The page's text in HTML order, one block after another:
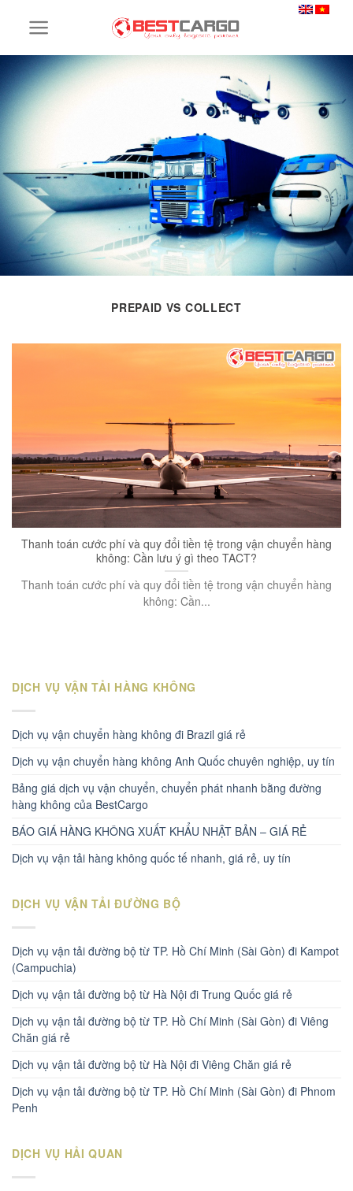
PREPAID VS COLLECT
Thanh toán cước phí và quy đổi tiền tệ trong vận chuyển hàng
không: Cần lưu ý gì theo TACT?
Thanh toán cước phí và quy đổi tiền tệ trong vận chuyển hàng
không: Cần...
DỊCH VỤ VẬN TẢI HÀNG KHÔNG
Dịch vụ vận chuyển hàng không đi Brazil giá rẻ
Dịch vụ vận chuyển hàng không Anh Quốc chuyên nghiệp, uy tín
Bảng giá dịch vụ vận chuyển, chuyển phát nhanh bằng đường
hàng không của BestCargo
BÁO GIÁ HÀNG KHÔNG XUẤT KHẨU NHẬT BẢN – GIÁ RẺ
Dịch vụ vận tải hàng không quốc tế nhanh, giá rẻ, uy tín
DỊCH VỤ VẬN TẢI ĐƯỜNG BỘ
Dịch vụ vận tải đường bộ từ TP. Hồ Chí Minh (Sài Gòn) đi Kampot
(Campuchia)
Dịch vụ vận tải đường bộ từ Hà Nội đi Trung Quốc giá rẻ
Dịch vụ vận tải đường bộ từ TP. Hồ Chí Minh (Sài Gòn) đi Viêng
Chăn giá rẻ
Dịch vụ vận tải đường bộ từ Hà Nội đi Viêng Chăn giá rẻ
Dịch vụ vận tải đường bộ từ TP. Hồ Chí Minh (Sài Gòn) đi Phnom
Penh
DỊCH VỤ HẢI QUAN